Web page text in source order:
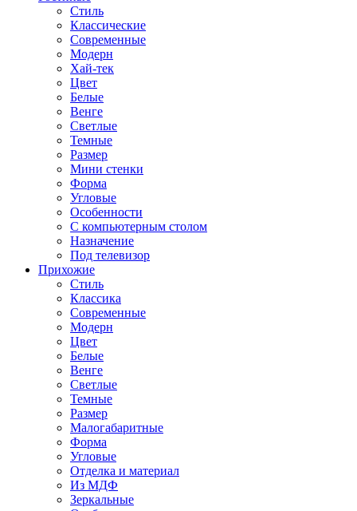
Стиль
Классические
Современные
Модерн
Хай-тек
Цвет
Белые
Венге
Светлые
Темные
Размер
Мини стенки
Форма
Угловые
Особенности
С компьютерным столом
Назначение
Под телевизор
Прихожие
Стиль
Классика
Современные
Модерн
Цвет
Белые
Венге
Светлые
Темные
Размер
Малогабаритные
Форма
Угловые
Отделка и материал
Из МДФ
Зеркальные